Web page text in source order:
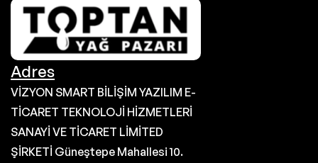
Adres
VİZYON SMART BİLİŞİM YAZILIM E-
TİCARET TEKNOLOJİ HİZMETLERİ
SANAYİ VE TİCARET LİMİTED
ŞİRKETİ Güneştepe Mahallesi 10.